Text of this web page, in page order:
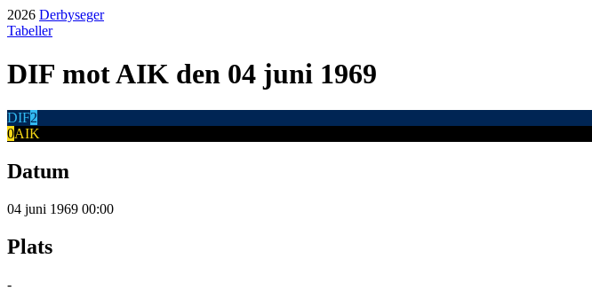
2026 Derbyseger
Tabeller
DIF motAIK den 04 juni 1969
DIF2
0AIK
Datum
04 juni 1969 00:00
Plats
-